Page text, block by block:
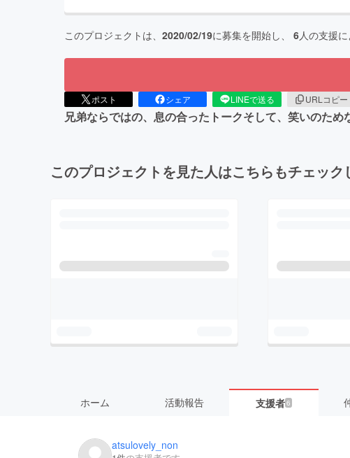
このプロジェクトは、 2020/02/19に募集を開始し、 6人の支援に
ポスト シェア LINEで送る URLコピー
兄弟ならではの、息の合ったトークそして、笑いのた
このプロジェクトを見た人はこちらもチェック
ホーム 活動報告 支援者6
atsulovely_non